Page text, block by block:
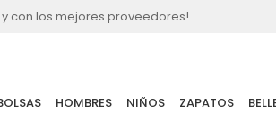
con los mejores proveedores!
HOMBRES NIÑOS ZAPATOS